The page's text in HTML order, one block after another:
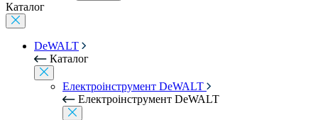
Каталог
DeWALT
Каталог
Електроінструмент DeWALT
Електроінструмент DeWALT